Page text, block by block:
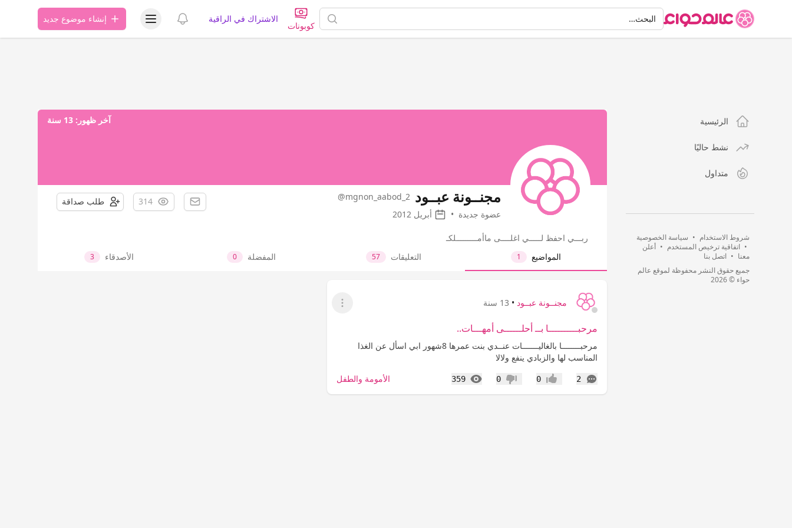
البحثالبحث…
كوبونات
الاشتراك في الراقية عرض الإشعاراتعرض قائمة المستخدمإنشاء موضوع جديد
الرئيسية
نشط حاليًا
متداول
شروط الاستخدام • سياسة الخصوصية
• اتفاقية ترخيص المستخدم • أعلن
معنا • اتصل بنا
جميع حقوق النشر محفوظة لموقع عالم
حواء © 2026
آخر ظهور: 13 سنة
مجنــونة عبــود @mgnon_aabod_2
عضوة جديدة • أبريل 2012
314 طلب صداقة
ربـــي احفظ لـــــي اغلــــى ماأمـــــــــلكـ
المواضيع
1 التعليقات 57 المفضلة 0 الأصدقاء 3
مجنــونة عبــود • 13 سنة
عرض القائمة
مرحبــــــــــا بــ أحلــــــى أمهـــات..
مرحبــــــــا بالغاليـــــــات عنــدي بنت عمرها 8شهور ابي اسأل عن الغذا
المناسب لها والزبادي ينفع ولالا
2
التعليقات إعجاب0 عدم إعجاب
0
359
المشاهدات الأمومة والطفل